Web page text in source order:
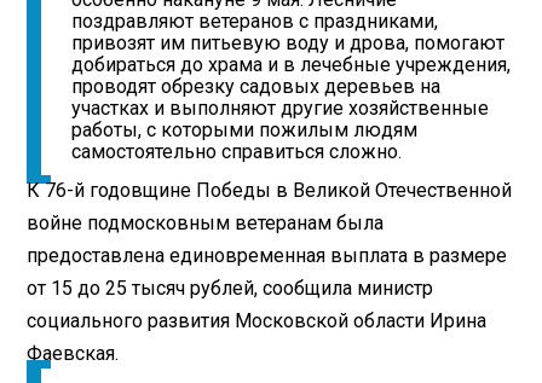
поздравляют ветеранов с праздниками,
привозят им питьевую воду и дрова, помогают
добираться до храма и в лечебные учреждения,
проводят обрезку садовых деревьев на
участках и выполняют другие хозяйственные
работы, с которыми пожилым людям
самостоятельно справиться сложно.
К 76-й годовщине Победы в Великой Отечественной
войне подмосковным ветеранам была
предоставлена единовременная выплата в размере
от 15 до 25 тысяч рублей, сообщила министр
социального развития Московской области Ирина
Фаевская.